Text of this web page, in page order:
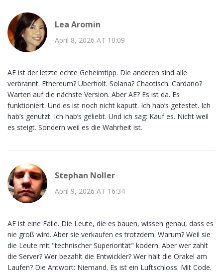
Lea Aromin
April 8, 2026 AT 10:09
AE ist der letzte echte Geheimtipp. Die anderen sind alle
verbrannt. Ethereum? Überholt. Solana? Chaotisch. Cardano?
Warten auf die nächste Version. Aber AE? Es ist da. Es
funktioniert. Und es ist noch nicht kaputt. Ich hab’s getestet. Ich
hab’s genutzt. Ich hab’s geliebt. Und ich sag: Kauf es. Nicht weil
es steigt. Sondern weil es die Wahrheit ist.
Stephan Noller
April 9, 2026 AT 16:34
AE ist eine Falle. Die Leute, die es bauen, wissen genau, dass es
nie groß wird. Aber sie verkaufen es trotzdem. Warum? Weil sie
die Leute mit "technischer Superiorität" ködern. Aber wer zahlt
die Server? Wer bezahlt die Entwickler? Wer hält die Orakel am
Laufen? Die Antwort: Niemand. Es ist ein Luftschloss. Mit Code.